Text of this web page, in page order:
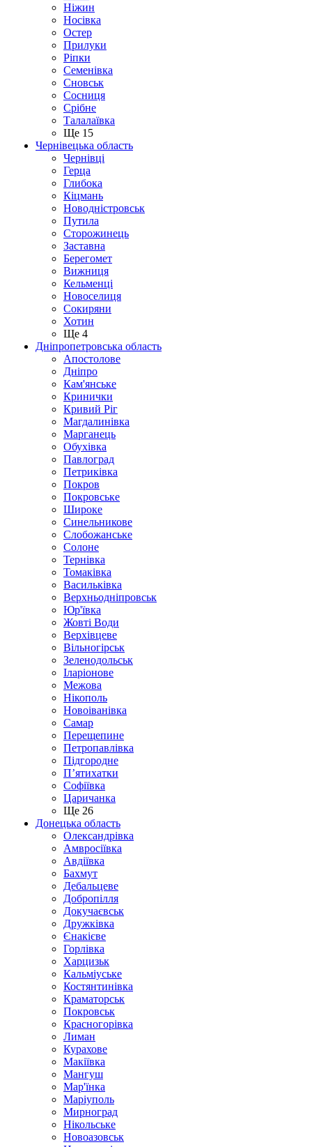
Ніжин
Носівка
Остер
Прилуки
Ріпки
Семенівка
Сновськ
Сосниця
Срібне
Талалаївка
Ще 15
Чернівецька область
Чернівці
Герца
Глибока
Кіцмань
Новодністровськ
Путила
Сторожинець
Заставна
Берегомет
Вижниця
Кельменці
Новоселиця
Сокиряни
Хотин
Ще 4
Дніпропетровська область
Апостолове
Дніпро
Кам'янське
Кринички
Кривий Ріг
Магдалинівка
Марганець
Обухівка
Павлоград
Петриківка
Покров
Покровське
Широке
Синельникове
Слобожанське
Солоне
Тернівка
Томаківка
Васильківка
Верхньодніпровськ
Юр'ївка
Жовті Води
Верхівцеве
Вільногірськ
Зеленодольськ
Іларіонове
Межова
Нікополь
Новоіванівка
Самар
Перещепине
Петропавлівка
Підгородне
П’ятихатки
Софіївка
Царичанка
Ще 26
Донецька область
Олександрівка
Амвросіївка
Авдіївка
Бахмут
Дебальцеве
Добропілля
Докучаєвськ
Дружківка
Єнакієве
Горлівка
Харцизьк
Кальміуське
Костянтинівка
Краматорськ
Покровськ
Красногорівка
Лиман
Курахове
Макіївка
Мангуш
Мар'їнка
Маріуполь
Мирноград
Нікольське
Новоазовськ